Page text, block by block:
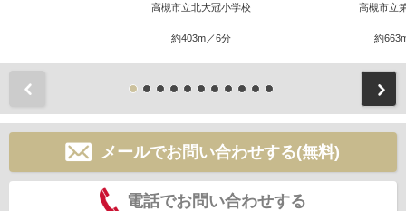
高槻市立北大冠小学校
約403m／6分
高槻市立
約
メールでお問い合わせする(無料)
電話でお問い合わせする